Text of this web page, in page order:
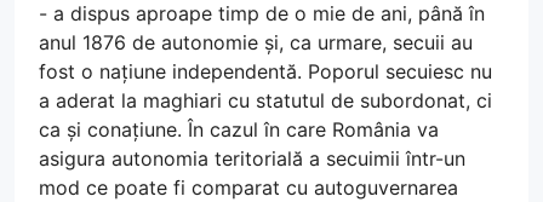
- a dispus aproape timp de o mie de ani, până în
anul 1876 de autonomie și, ca urmare, secuii au
fost o națiune independentă. Poporul secuiesc nu
a aderat la maghiari cu statutul de subordonat, ci
ca și conațiune. În cazul în care România va
asigura autonomia teritorială a secuimii într-un
mod ce poate fi comparat cu autoguvernarea